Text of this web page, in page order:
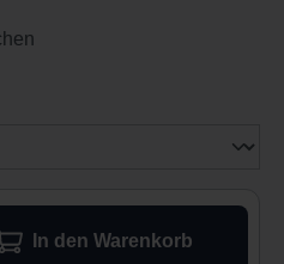
den gewünschten
In den Warenkorb